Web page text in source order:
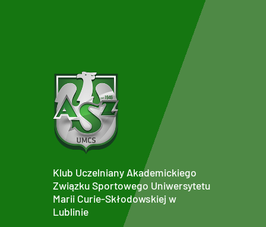
Klub Uczelniany Akademickiego
Związku Sportowego Uniwersytetu
Marii Curie-Skłodowskiej w
Lublinie